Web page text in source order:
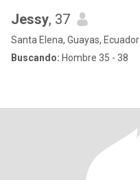
Jessy, 37
Santa Elena, Guayas, Ecuador
Buscando: Hombre 35 - 38